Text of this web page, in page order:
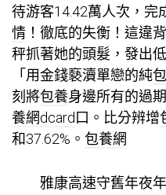
待游客14.42萬人次，完
情 ！徹底的失衡！這違
秤抓著她的頭髮，發出
「用金錢褻瀆單戀的純
刻將包養身邊所有的過
養網dcard 口。比分辨增
和37.62%。 包養網
雅康高速守舊年夜年